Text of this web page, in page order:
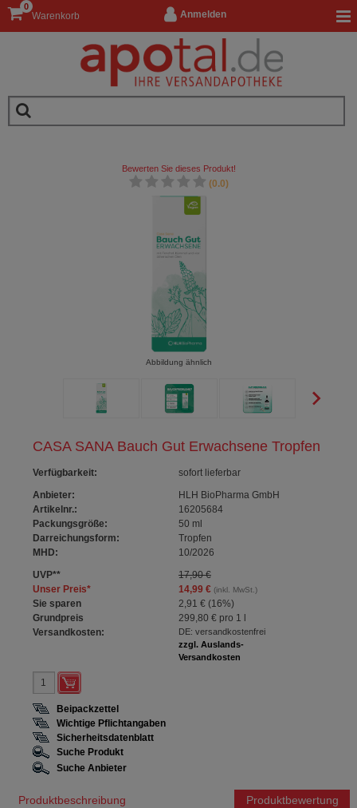
Anmelden
Warenkorb
0
CASA SANA Bauch Gut Erwachsene Tropfen
Verfügbarkeit:
sofort lieferbar
Anbieter:
HLH BioPharma GmbH
Artikelnr.:
16205684
Packungsgröße:
50 ml
Darreichungsform:
Tropfen
MHD:
10/2026
UVP**
17,90 €
Unser Preis* 14,99 €(inkl. MwSt.)
Sie sparen 2,91 € (16%)
Grundpreis
299,80 €pro 1 l
Versandkosten:
DE: versandkostenfrei
zzgl. Auslands-
Versandkosten
Bewerten Sie dieses Produkt!
(0.0)
Abbildung ähnlich
Beipackzettel
Wichtige Pflichtangaben
Sicherheitsdatenblatt
Suche Produkt
Suche Anbieter
Produktbeschreibung Produktbewertung